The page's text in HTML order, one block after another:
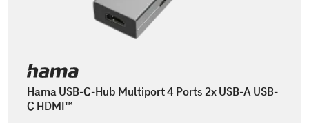
Hama USB-C-Hub Multiport 4 Ports 2x USB-A USB-
C HDMI™